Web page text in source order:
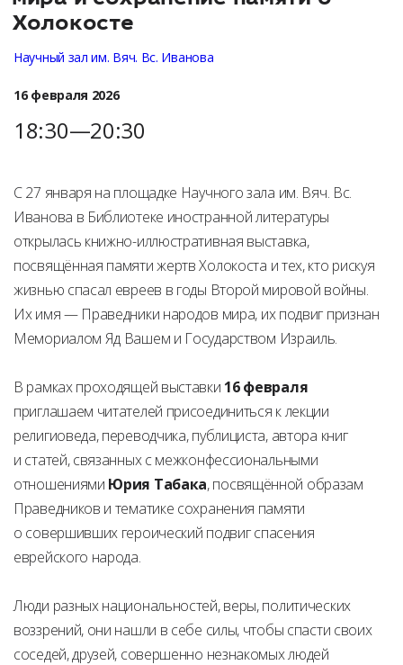
Холокосте
Научный зал им. Вяч. Вс. Иванова
16 февраля 2026
18:30—20:30
С 27 января на площадке Научного зала им. Вяч. Вс.
Иванова в Библиотеке иностранной литературы
открылась книжно-иллюстративная выставка,
посвящённая памяти жертв Холокоста и тех, кто рискуя
жизнью спасал евреев в годы Второй мировой войны.
Их имя — Праведники народов мира, их подвиг признан
Мемориалом Яд Вашем и Государством Израиль.
В рамках проходящей выставки 16 февраля
приглашаем читателей присоединиться к лекции
религиоведа, переводчика, публициста, автора книг
и статей, связанных с межконфессиональными
отношениями Юрия Табака, посвящённой образам
Праведников и тематике сохранения памяти
о совершивших героический подвиг спасения
еврейского народа.
Люди разных национальностей, веры, политических
воззрений, они нашли в себе силы, чтобы спасти своих
соседей, друзей, совершенно незнакомых людей